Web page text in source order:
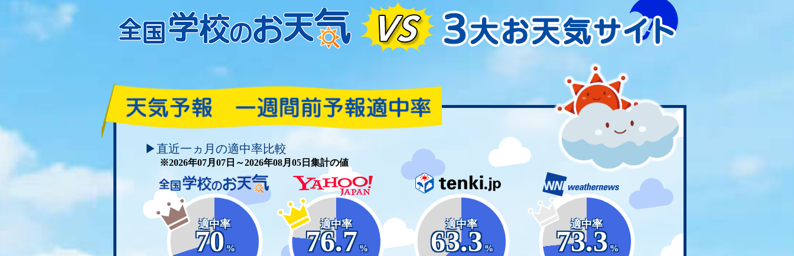
頑張れ！学校のお天気
▶直近一ヵ月の適中率比較
※2026年07月07日～2026年08月05日集計の値
適中率
70
%
適中率
76.7
%
適中率
63.3
%
適中率
73.3
%